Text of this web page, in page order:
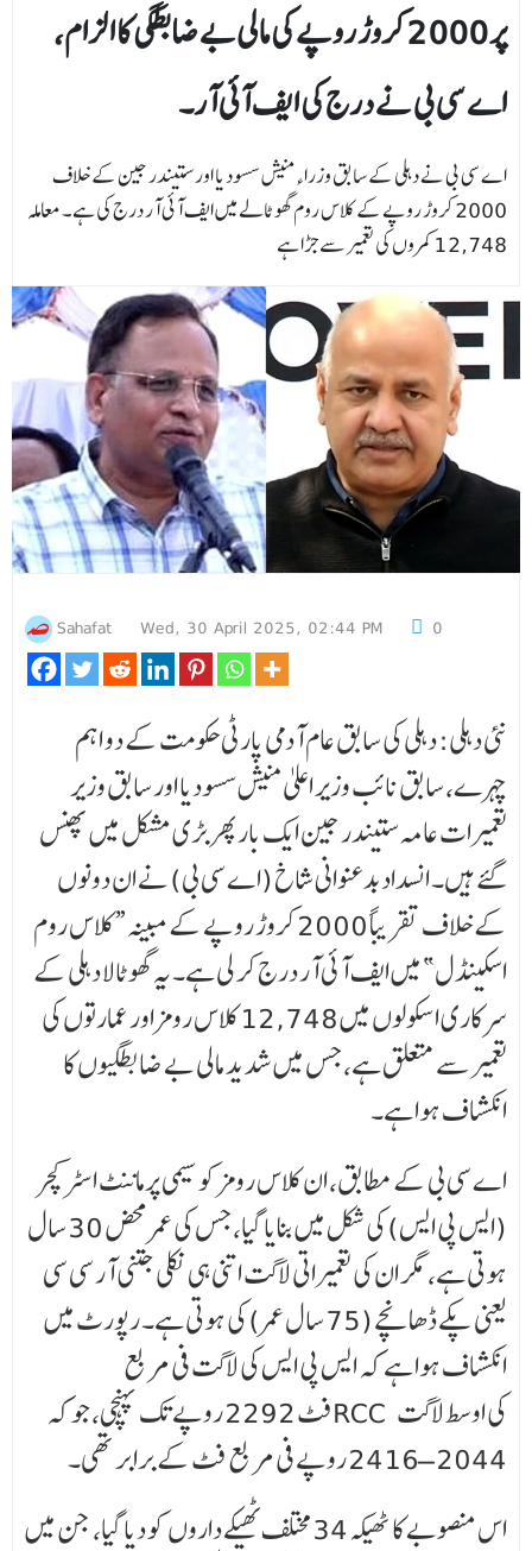
پر 2000 کروڑ روپے کی مالی بے ضابطگی کا الزام،
اے سی بی نے درج کی ایف آئی آر۔
اے سی بی نے دہلی کے سابق وزراء منیش سسودیا اور ستیندر جین کے خلاف
2000 کروڑ روپے کے کلاس روم گھوٹالے میں ایف آئی آر درج کی ہے۔ معاملہ
12,748 کمروں کی تعمیر سے جڑا ہے
Sahafat Wed, 30 April 2025, 02:44 PM 0
نئی دہلی: دہلی کی سابق عام آدمی پارٹی حکومت کے دو اہم
چہرے، سابق نائب وزیر اعلیٰ منیش سسودیا اور سابق وزیر
تعمیرات عامہ ستیندر جین ایک بار پھر بڑی مشکل میں پھنس
گئے ہیں۔ انسداد بدعنوانی شاخ (اے سی بی) نے ان دونوں
کے خلاف تقریباً 2000 کروڑ روپے کے مبینہ “کلاس روم
اسکینڈل” میں ایف آئی آر درج کر لی ہے۔ یہ گھوٹالا دہلی کے
سرکاری اسکولوں میں 12,748 کلاس رومز اور عمارتوں کی
تعمیر سے متعلق ہے، جس میں شدید مالی بے ضابطگیوں کا
انکشاف ہوا ہے۔
اے سی بی کے مطابق، ان کلاس رومز کو سیمی پرماننٹ اسٹرکچر
(ایس پی ایس) کی شکل میں بنایا گیا، جس کی عمر محض 30 سال
ہوتی ہے، مگر ان کی تعمیراتی لاگت اتنی ہی نکلی جتنی آر سی سی
یعنی پکے ڈھانچے (75 سال عمر) کی ہوتی ہے۔ رپورٹ میں
انکشاف ہوا ہے کہ ایس پی ایس کی لاگت فی مربع
فٹ 2292 روپے تک پہنچی، جو کہ RCC کی اوسط لاگت
2044–2416 روپے فی مربع فٹ کے برابر تھی۔
اس منصوبے کا ٹھیکہ 34 مختلف ٹھیکے داروں کو دیا گیا، جن میں